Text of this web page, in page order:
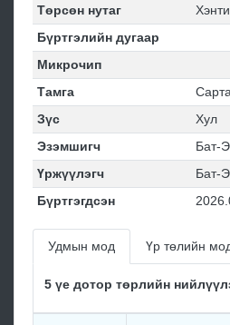
Төрсөн нутаг
Бүртгэлийн дугаар
Микрочип
Тамга
Зүс
Хул
Эзэмшигч
Бат-
Үржүүлэгч
Бат-
Бүртгэгдсэн
Удмын мод Үр төлийн
5 үе дотор төрлийн